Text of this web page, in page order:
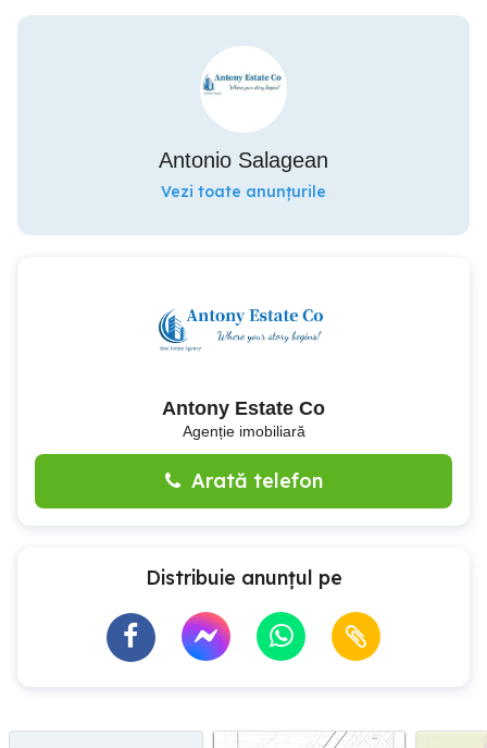
Antonio Salagean
Vezi toate anunțurile
Antony Estate Co
Agenție imobiliară
Arată telefon
Distribuie anunțul pe